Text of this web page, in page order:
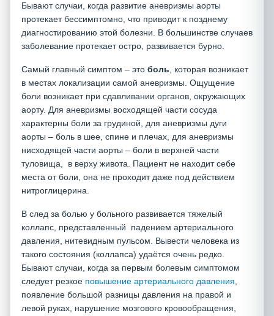
Бывают случаи, когда развитие аневризмы аорты
протекает бессимптомно, что приводит к позднему
диагностированию этой болезни. В большинстве случаев
заболевание протекает остро, развивается бурно.
Самый главный симптом – это боль , которая возникает
в местах локализации самой аневризмы. Ощущение
боли возникает при сдавливании органов, окружающих
аорту. Для аневризмы восходящей части сосуда
характерны боли за грудиной, для аневризмы дуги
аорты – боль в шее, спине и плечах, для аневризмы
нисходящей части аорты – боли в верхней части
туловища, в верху живота. Пациент не находит себе
места от боли, она не проходит даже под действием
нитроглицерина.
В след за болью у больного развивается тяжелый
коллапс, представленный падением артериального
давления, нитевидным пульсом. Вывести человека из
такого состояния (коллапса) удаётся очень редко.
Бывают случаи, когда за первым болевым симптомом
следует резкое повышение артериального давления
появление большой разницы давления на правой и
левой руках, нарушение мозгового кровообращения,